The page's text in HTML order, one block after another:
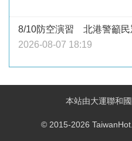
8/10防空演習 北港警籲民
2026-08-07 18:19
本站由大運聯和
© 2015-2026